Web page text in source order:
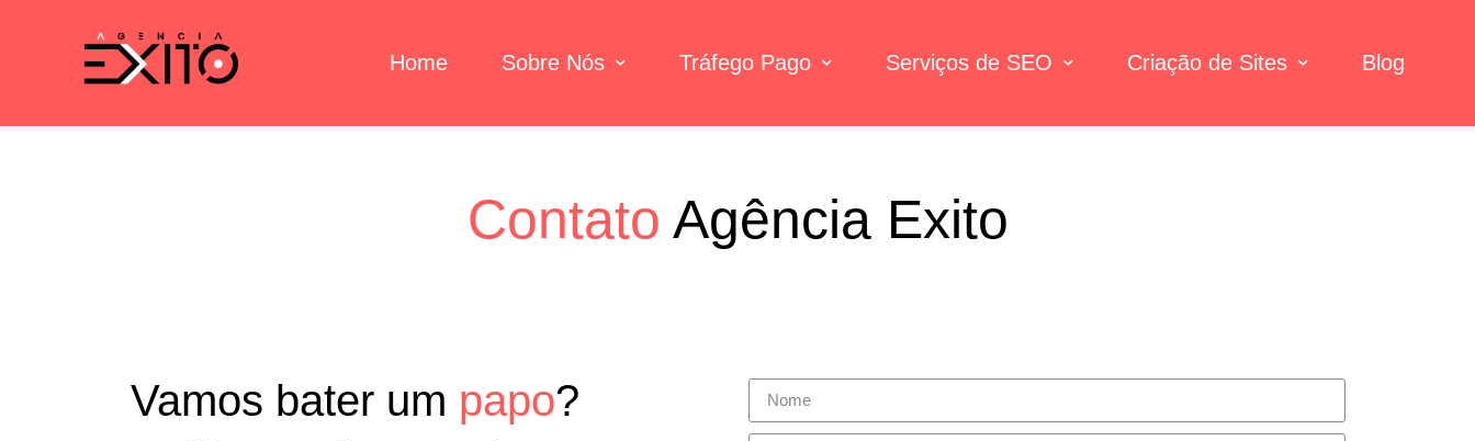
Home Sobre Nós Tráfego Pago Serviços de SEO Criação de Sites Blog
Contato Agência Exito
Vamos bater um papo?